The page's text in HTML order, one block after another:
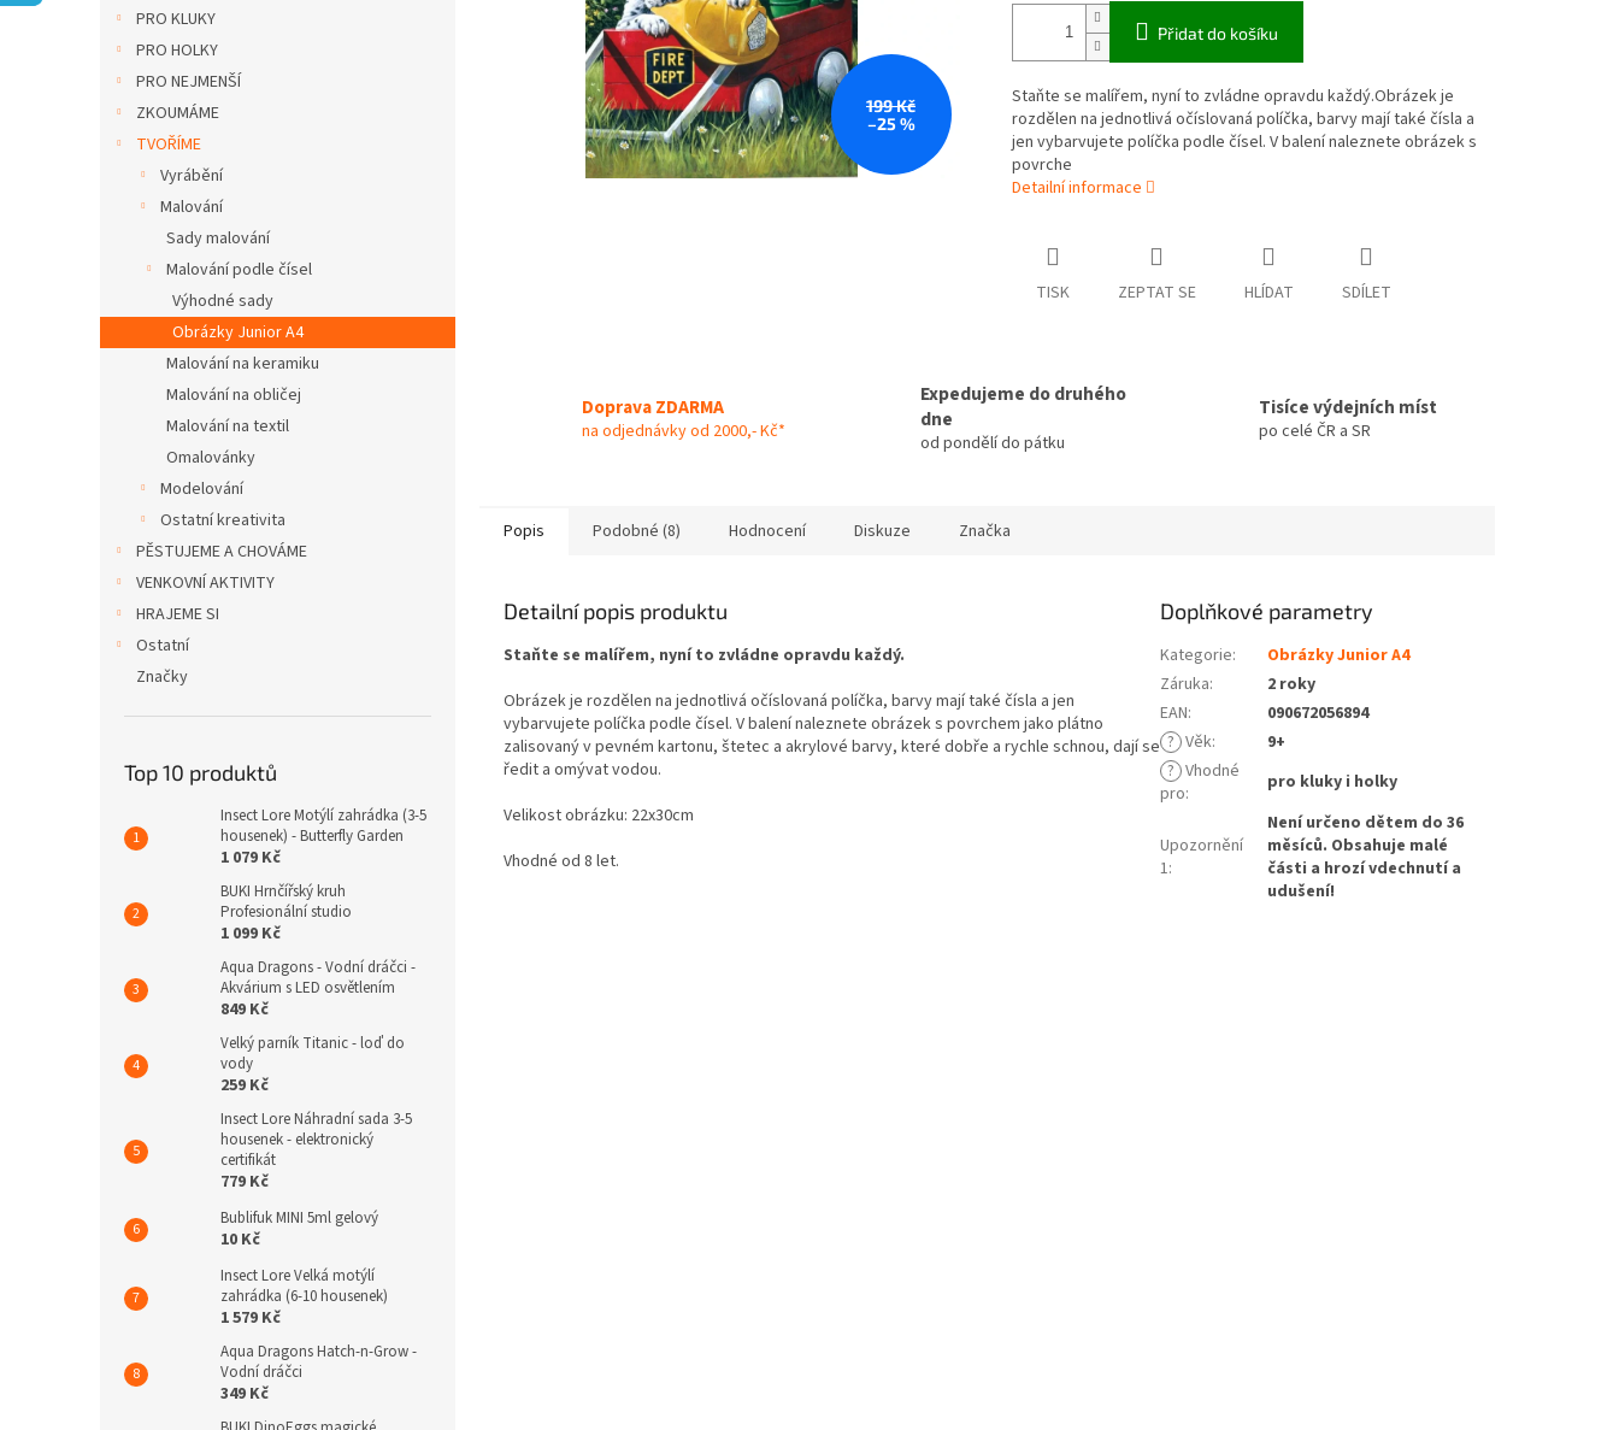
PRO KLUKY
PRO HOLKY
PRO NEJMENŠÍ
ZKOUMÁME
TVOŘÍME
Vyrábění
Malování
Sady malování
Malování podle čísel
Výhodné sady
Obrázky Junior A4
Malování na keramiku
Malování na obličej
Malování na textil
Omalovánky
Modelování
Ostatní kreativita
PĚSTUJEME A CHOVÁME
VENKOVNÍ AKTIVITY
HRAJEME SI
Ostatní
Značky
Top 10 produktů
Insect Lore Motýlí zahrádka (3-5
housenek) - Butterfly Garden
1 079 Kč
BUKI Hrnčířský kruh
Profesionální studio
1 099 Kč
Aqua Dragons - Vodní dráčci -
Akvárium s LED osvětlením
849 Kč
Velký parník Titanic - loď do
vody
259 Kč
Insect Lore Náhradní sada 3-5
housenek - elektronický
certifikát
779 Kč
Bublifuk MINI 5ml gelový
10 Kč
Insect Lore Velká motýlí
zahrádka (6-10 housenek)
1 579 Kč
Aqua Dragons Hatch-n-Grow -
Vodní dráčci
349 Kč
199 Kč
–25 %
Přidat do košíku
Staňte se malířem, nyní to zvládne opravdu každý.Obrázek je
rozdělen na jednotlivá očíslovaná políčka, barvy mají také čísla a
jen vybarvujete políčka podle čísel. V balení naleznete obrázek s
povrche
Detailní informace
TISK ZEPTAT SE HLÍDAT SDÍLET
Doprava ZDARMA
na odjednávky od 2000,- Kč*
Expedujeme do druhého
dne
od pondělí do pátku
Tisíce výdejních míst
po celé ČR a SR
Popis Podobné (8) Hodnocení Diskuze Značka
Detailní popis produktu
Staňte se malířem, nyní to zvládne opravdu každý.
Obrázek je rozdělen na jednotlivá očíslovaná políčka, barvy mají také čísla a jen
vybarvujete políčka podle čísel. V balení naleznete obrázek s povrchem jako plátno
zalisovaný v pevném kartonu, štetec a akrylové barvy, které dobře a rychle schnou, dají se
ředit a omývat vodou.
Velikost obrázku: 22x30cm
Vhodné od 8 let.
Doplňkové parametry
Kategorie:
Obrázky Junior A4
Záruka:
2 roky
EAN:
090672056894
? Věk:
9+
? Vhodné
pro: pro kluky i holky
Upozornění
1:
Není určeno dětem do 36
měsíců. Obsahuje malé
části a hrozí vdechnutí a
udušení!